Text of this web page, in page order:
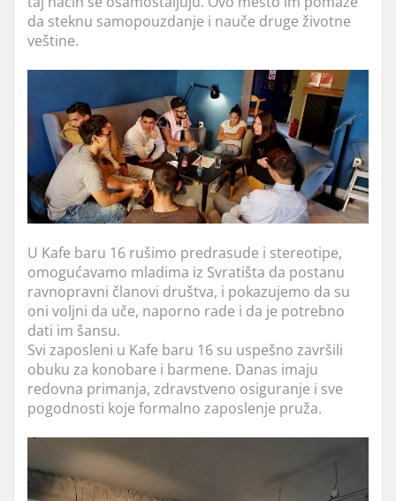
da steknu samopouzdanje i nauče druge životne
veštine.
U Kafe baru 16 rušimo predrasude i stereotipe,
omogućavamo mladima iz Svratišta da postanu
ravnopravni članovi društva, i pokazujemo da su
oni voljni da uče, naporno rade i da je potrebno
dati im šansu.
Svi zaposleni u Kafe baru 16 su uspešno završili
obuku za konobare i barmene. Danas imaju
redovna primanja, zdravstveno osiguranje i sve
pogodnosti koje formalno zaposlenje pruža.